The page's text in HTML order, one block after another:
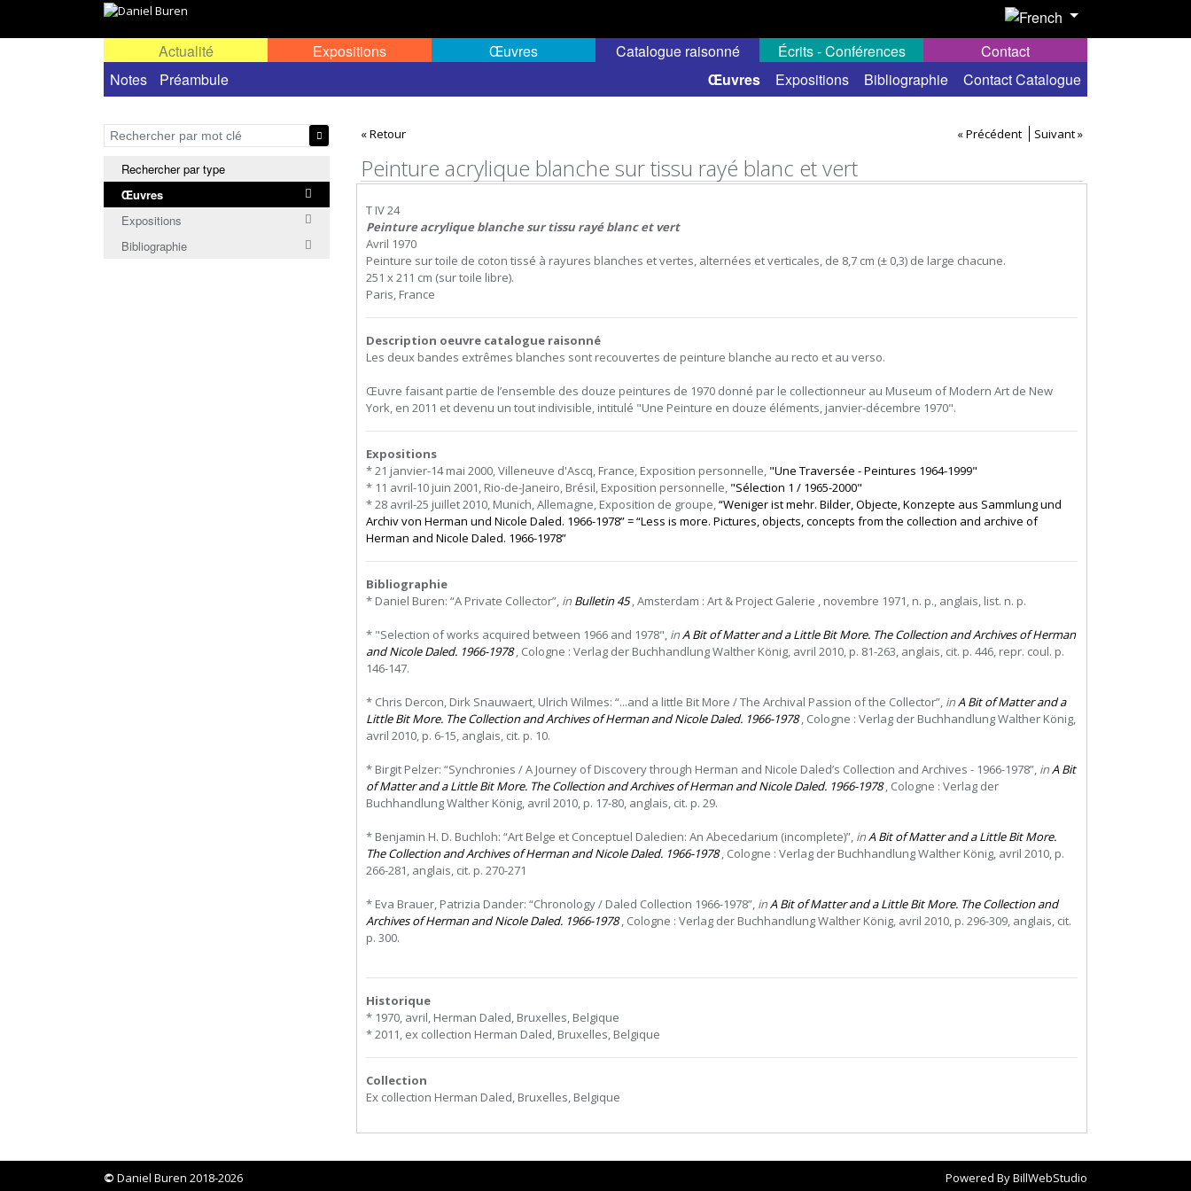
Actualité Expositions
Œuvres
Œuvres permanentes dans l'espace public ou semi-public
Catalogue raisonné
Notes
Préambule Œuvres Expositions Bibliographie Contact Catalogue
Écrits - Conférences Contact
Rechercher par type
Œuvres
Expositions
Bibliographie
« Retour « Précédent Suivant »
Peinture acrylique blanche sur tissu rayé blanc et vert
T IV 24
Peinture acrylique blanche sur tissu rayé blanc et vert
Avril 1970
Peinture sur toile de coton tissé à rayures blanches et vertes, alternées et verticales, de 8,7 cm (± 0,3) de large chacune.
251 x 211 cm (sur toile libre).
Paris, France
Description oeuvre catalogue raisonné
Les deux bandes extrêmes blanches sont recouvertes de peinture blanche au recto et au verso.
Œuvre faisant partie de l’ensemble des douze peintures de 1970 donné par le collectionneur au Museum of Modern Art de New
York, en 2011 et devenu un tout indivisible, intitulé "Une Peinture en douze éléments, janvier-décembre 1970".
Expositions
* 21 janvier-14 mai 2000, Villeneuve d'Ascq, France, Exposition personnelle, "Une Traversée - Peintures 1964-1999"
* 11 avril-10 juin 2001, Rio-de-Janeiro, Brésil, Exposition personnelle, "Sélection 1 / 1965-2000"
* 28 avril-25 juillet 2010, Munich, Allemagne, Exposition de groupe,“Weniger ist mehr. Bilder, Objecte, Konzepte aus Sammlung und
Archiv von Herman und Nicole Daled. 1966-1978” = “Less is more. Pictures, objects, concepts from the collection and archive of
Herman and Nicole Daled. 1966-1978”
Bibliographie
* Daniel Buren: “A Private Collector”, in Bulletin 45, Amsterdam : Art & Project Galerie , novembre 1971, n. p., anglais, list. n. p.
* "Selection of works acquired between 1966 and 1978", inA Bit of Matter and a Little Bit More. The Collection and Archives of Herman
and Nicole Daled. 1966-1978, Cologne : Verlag der Buchhandlung Walther König, avril 2010, p. 81-263, anglais, cit. p. 446, repr. coul. p.
146-147.
* Chris Dercon, Dirk Snauwaert, Ulrich Wilmes: “...and a little Bit More / The Archival Passion of the Collector”, inA Bit of Matter and a
Little Bit More. The Collection and Archives of Herman and Nicole Daled. 1966-1978, Cologne : Verlag der Buchhandlung Walther König,
avril 2010, p. 6-15, anglais, cit. p. 10.
* Birgit Pelzer: “Synchronies / A Journey of Discovery through Herman and Nicole Daled’s Collection and Archives - 1966-1978”, inA Bit
of Matter and a Little Bit More. The Collection and Archives of Herman and Nicole Daled. 1966-1978, Cologne : Verlag der
Buchhandlung Walther König, avril 2010, p. 17-80, anglais, cit. p. 29.
* Benjamin H. D. Buchloh: “Art Belge et Conceptuel Daledien: An Abecedarium (incomplete)”, inA Bit of Matter and a Little Bit More.
The Collection and Archives of Herman and Nicole Daled. 1966-1978, Cologne : Verlag der Buchhandlung Walther König, avril 2010, p.
266-281, anglais, cit. p. 270-271
* Eva Brauer, Patrizia Dander: “Chronology / Daled Collection 1966-1978”, inA Bit of Matter and a Little Bit More. The Collection and
Archives of Herman and Nicole Daled. 1966-1978, Cologne : Verlag der Buchhandlung Walther König, avril 2010, p. 296-309, anglais, cit.
p. 300.
Historique
* 1970, avril, Herman Daled, Bruxelles, Belgique
* 2011, ex collection Herman Daled, Bruxelles, Belgique
Collection
Ex collection Herman Daled, Bruxelles, Belgique
© Daniel Buren 2018-2026 Powered ByBillWebStudio